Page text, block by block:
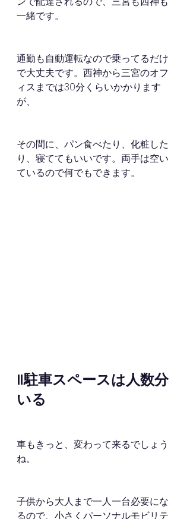
一緒です。
通勤も自動運転なので乗ってるだけ
で大丈夫です。西神から三宮のオフ
ィスまでは30分くらいかかります
が、
その間に、パン食べたり、化粧した
り、寝ててもいいです。両手は空い
ているので何でもできます。
‖駐車スペースは人数分
いる
車もきっと、変わって来るでしょう
ね。
子供から大人まで一人一台必要にな
るので、小さくパーソナルモビリテ